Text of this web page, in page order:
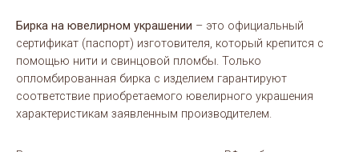
Бирка на ювелирном украшении – это официальный
сертификат (паспорт) изготовителя, который крепится с
помощью нити и свинцовой пломбы. Только
опломбированная бирка с изделием гарантируют
соответствие приобретаемого ювелирного украшения
характеристикам заявленным производителем.